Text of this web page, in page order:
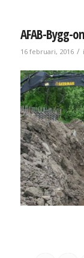
AFAB-Bygg-
16 februari, 2016 / i